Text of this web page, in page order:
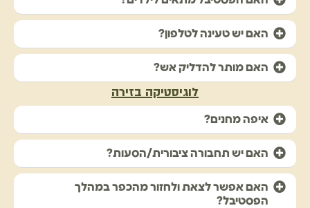
האם יש טעינה לטלפון?
האם מותר להדליק אש?
לוגיסטיקה בזירה
איפה מחנים?
האם יש תחבורה ציבורית/הסעות?
האם אפשר לצאת ולחזור מהכפר במהלך
הפסטיבל?